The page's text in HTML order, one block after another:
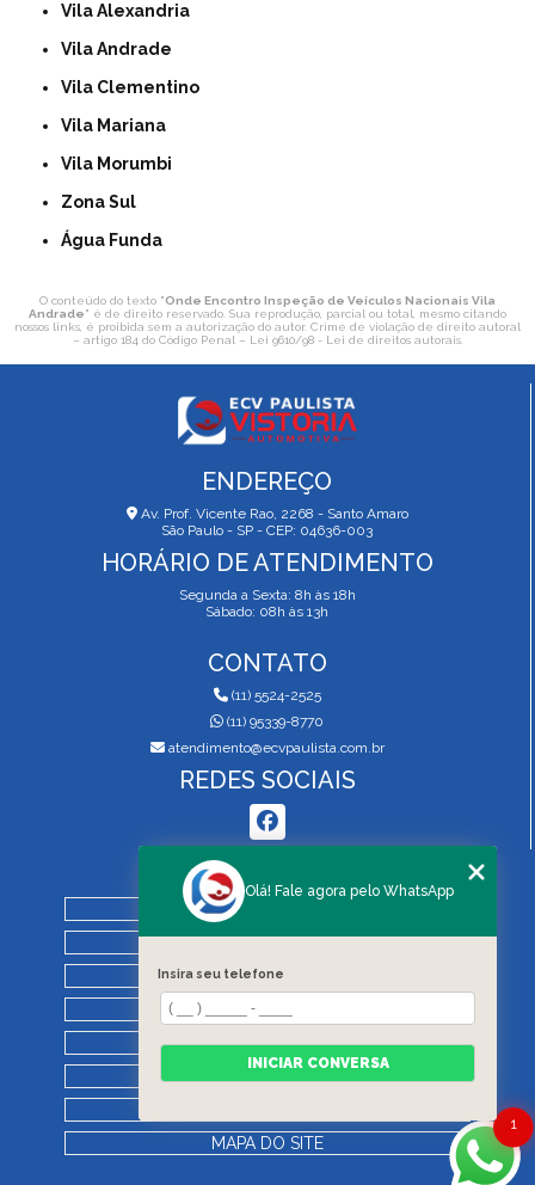
Vila Alexandria
Vila Andrade
Vila Clementino
Vila Mariana
Vila Morumbi
Zona Sul
Água Funda
O conteúdo do texto "Onde Encontro Inspeção de Veículos Nacionais Vila
Andrade" é de direito reservado. Sua reprodução, parcial ou total, mesmo citando
nossos links, é proibida sem a autorização do autor. Crime de violação de direito autoral
– artigo 184 do Código Penal – Lei 9610/98 - Lei de direitos autorais.
ENDEREÇO
Av. Prof. Vicente Rao, 2268 - Santo Amaro
São Paulo - SP - CEP: 04636-003
HORÁRIO DE ATENDIMENTO
Segunda a Sexta: 8h às 18h
Sábado: 08h às 13h
CONTATO
(11) 5524-2525
(11) 95339-8770
atendimento@ecvpaulista.com.br
REDES SOCIAIS
MENU
QUEM SOMOS
SERVIÇOS
BLOG
REGRAS DE VISTORIA
MAPA DO SITE
1
Olá! Fale agora pelo WhatsApp
Insira seu telefone
INICIAR CONVERSA